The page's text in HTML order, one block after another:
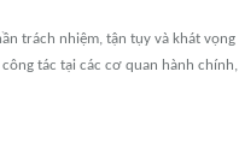
trách nhiệm, tận tụy và khát vọng
tác tại các cơ quan hành chính,